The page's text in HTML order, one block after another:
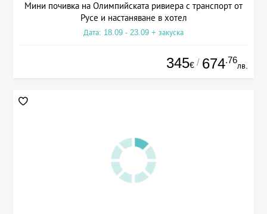
Мини почивка на Олимпийската ривиера с транспорт от
Русе и настаняване в хотел
Дата: 18.09 - 23.09 + закуска
345€ / 674.76
лв.